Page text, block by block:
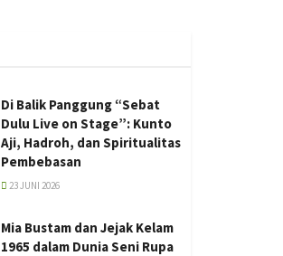
Di Balik Panggung “Sebat
Dulu Live on Stage”: Kunto
Aji, Hadroh, dan Spiritualitas
Pembebasan
23 JUNI 2026
Mia Bustam dan Jejak Kelam
1965 dalam Dunia Seni Rupa